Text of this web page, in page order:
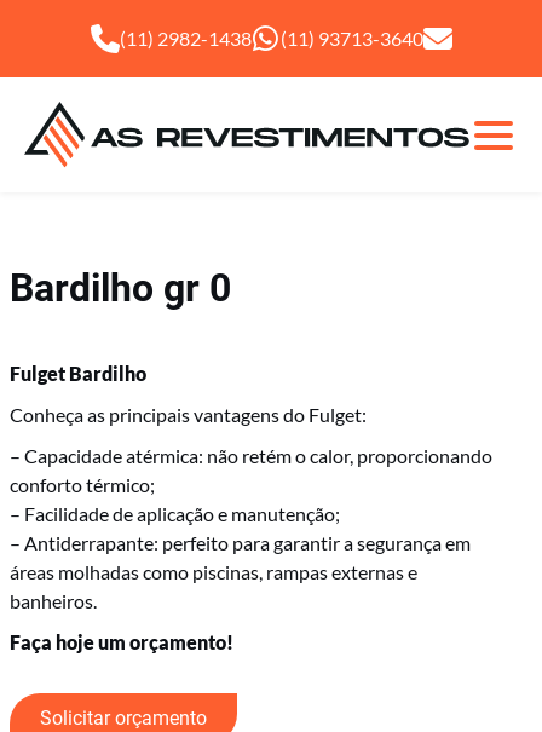
(11) 2982-1438 (11) 93713-3640
Fulget
Granilha
Bardilho gr 0
Fulget Bardilho
Conheça as principais vantagens do Fulget:
– Capacidade atérmica: não retém o calor, proporcionando
conforto térmico;
– Facilidade de aplicação e manutenção;
– Antiderrapante: perfeito para garantir a segurança em
áreas molhadas como piscinas, rampas externas e
banheiros.
Faça hoje um orçamento!
Solicitar orçamento